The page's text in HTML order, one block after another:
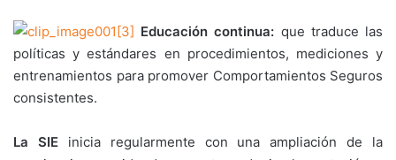
Educación continua: que traduce las
políticas y estándares en procedimientos, mediciones y
entrenamientos para promover Comportamientos Seguros
consistentes.
La SIE inicia regularmente con una ampliación de la